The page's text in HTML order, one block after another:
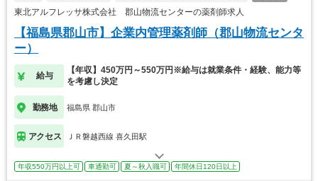
東北アルフレッサ株式会社 郡山物流センターの薬剤師求人
【福島県郡山市】企業内管理薬剤師（郡山物流センタ
ー）
給与
【年収】450万円～550万円※給与は就業条件・経験、能力等
を考慮し決定
勤務地 福島県 郡山市
アクセス ＪＲ磐越西線 喜久田駅
年収550万円以上可 車通勤可 夏～秋入職可 年間休日120日以上